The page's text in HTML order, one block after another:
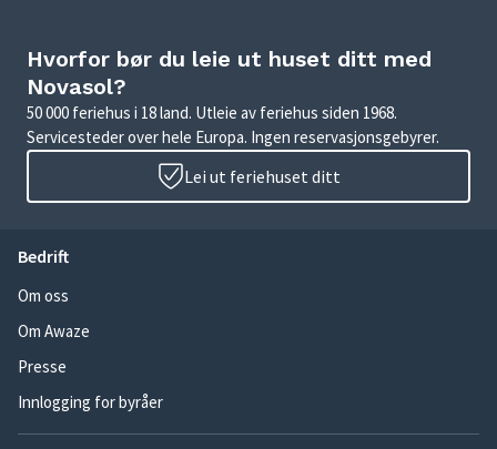
Hvorfor bør du leie ut huset ditt med
Novasol?
50 000 feriehus i 18 land. Utleie av feriehus siden 1968.
Servicesteder over hele Europa. Ingen reservasjonsgebyrer.
Lei ut feriehuset ditt
Bedrift
Om oss
Om Awaze
Presse
Innlogging for byråer